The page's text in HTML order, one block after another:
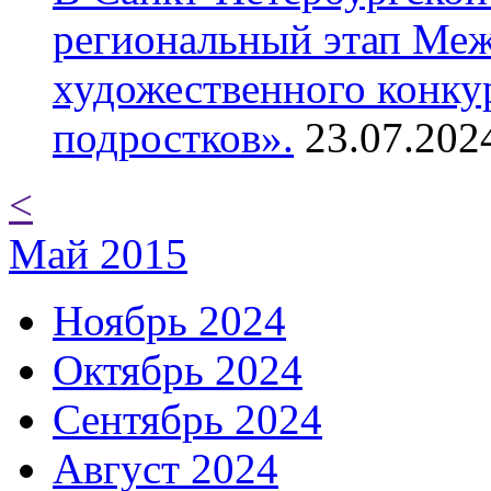
региональный этап
художественного
подростков».
<
Май 2015
Ноябрь 2024
Октябрь 2024
Сентябрь 2024
Август 2024